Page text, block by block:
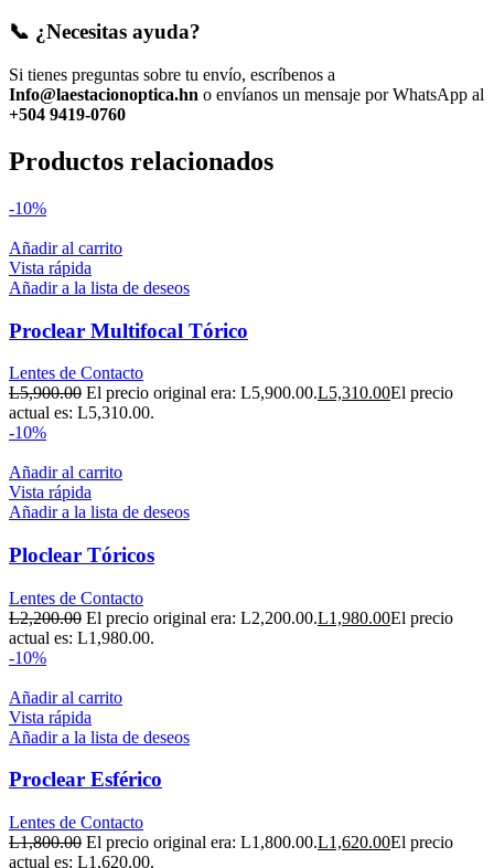
📞 ¿Necesitas ayuda?
Si tienes preguntas sobre tu envío, escríbenos a
Info@laestacionoptica.hn o envíanos un mensaje por WhatsApp al
+504 9419-0760
Productos relacionados
-10%
Añadir al carrito
Vista rápida
Añadir a la lista de deseos
Proclear Multifocal Tórico
Lentes de Contacto
L5,900.00 El precio original era: L5,900.00.L5,310.00El precio
actual es: L5,310.00.
-10%
Añadir al carrito
Vista rápida
Añadir a la lista de deseos
Ploclear Tóricos
Lentes de Contacto
L2,200.00 El precio original era: L2,200.00.L1,980.00El precio
actual es: L1,980.00.
-10%
Añadir al carrito
Vista rápida
Añadir a la lista de deseos
Proclear Esférico
Lentes de Contacto
L1,800.00 El precio original era: L1,800.00.L1,620.00El precio
actual es: L1,620.00.